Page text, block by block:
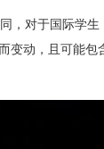
，对于国际学生
变动，且可能包